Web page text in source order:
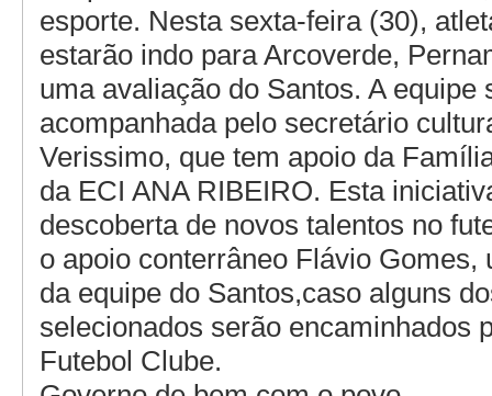
esporte. Nesta sexta-feira (30),
estarão indo para Arcoverde,
uma avaliação do Santos. A equipe
acompanhada pelo secretário
Verissimo, que tem apoio da
da ECI ANA RIBEIRO. Esta
descoberta de novos talentos no
o apoio conterrâneo Flávio Gomes,
da equipe do Santos,caso alguns
selecionados serão encaminhados
Futebol Clube.